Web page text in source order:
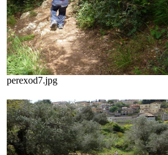
perexod7.jpg